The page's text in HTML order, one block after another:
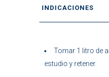
INDICACIONES
Tomar 1 litro de
estudio y retener.